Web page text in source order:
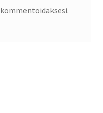
kommentoidaksesi.